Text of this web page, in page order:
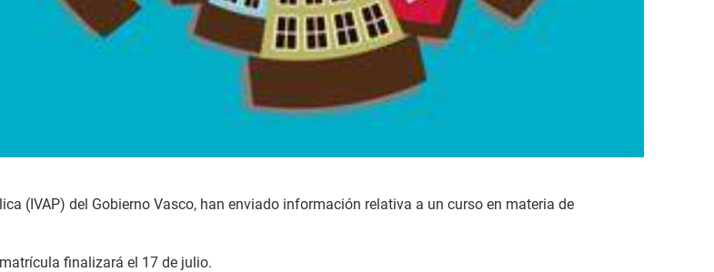
(IVAP) del Gobierno Vasco, han enviado información relativa a un curso en materia de
finalizará el 17 de julio.